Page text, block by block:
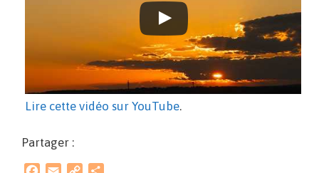
Lire cette vidéo sur YouTube.
Partager :